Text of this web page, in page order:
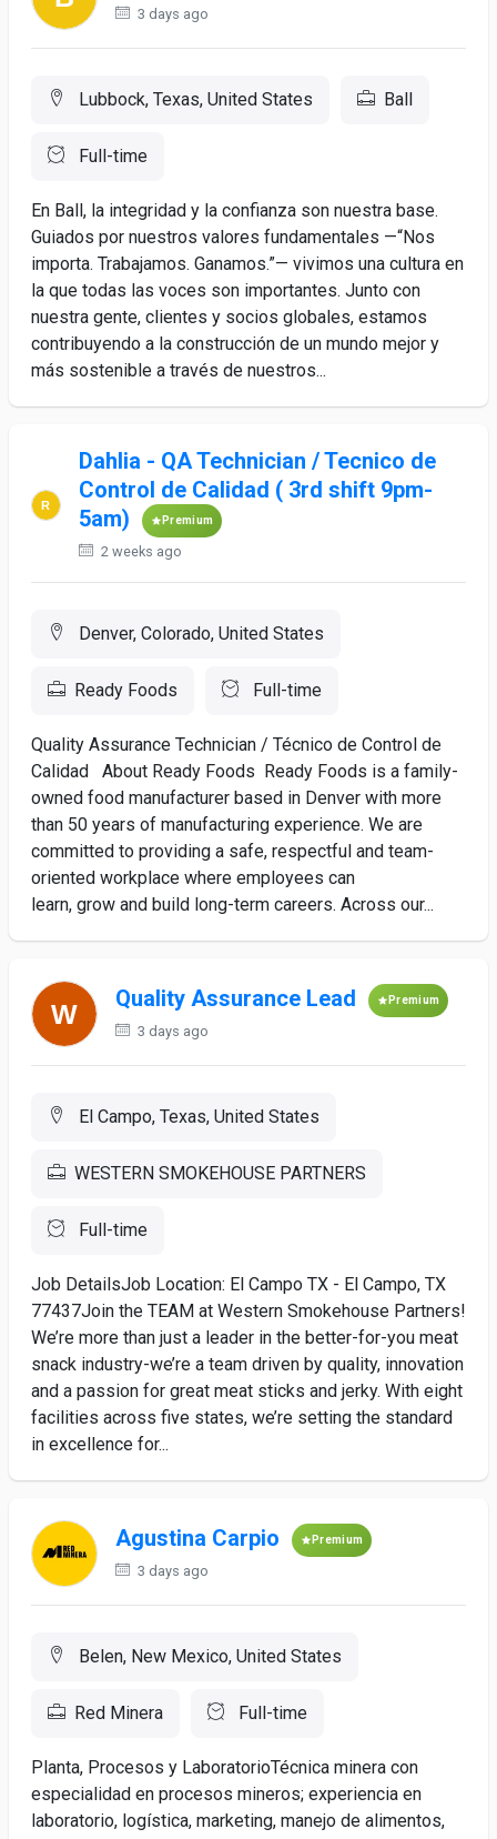
3 days ago
Lubbock, Texas, United States Ball
Full-time
En Ball, la integridad y la confianza son nuestra base.
Guiados por nuestros valores fundamentales —“Nos
importa. Trabajamos. Ganamos.”— vivimos una cultura en
la que todas las voces son importantes. Junto con
nuestra gente, clientes y socios globales, estamos
contribuyendo a la construcción de un mundo mejor y
más sostenible a través de nuestros...
Dahlia - QA Technician / Tecnico de
Control de Calidad ( 3rd shift 9pm-
5am)
Premium
2 weeks ago
Denver, Colorado, United States
Ready Foods Full-time
Quality Assurance Technician / Técnico de Control de
Calidad About Ready Foods Ready Foods is a family-
owned food manufacturer based in Denver with more
than 50 years of manufacturing experience. We are
committed to providing a safe, respectful and team-
oriented workplace where employees can
learn, grow and build long-term careers. Across our...
Quality Assurance Lead Premium
3 days ago
El Campo, Texas, United States
WESTERN SMOKEHOUSE PARTNERS
Full-time
Job DetailsJob Location: El Campo TX - El Campo, TX
77437Join the TEAM at Western Smokehouse Partners!
We’re more than just a leader in the better-for-you meat
snack industry-we’re a team driven by quality, innovation
and a passion for great meat sticks and jerky. With eight
facilities across five states, we’re setting the standard
in excellence for...
Agustina Carpio Premium
3 days ago
Belen, New Mexico, United States
Red Minera Full-time
Planta, Procesos y LaboratorioTécnica minera con
especialidad en procesos mineros; experiencia en
laboratorio, logística, marketing, manejo de alimentos,